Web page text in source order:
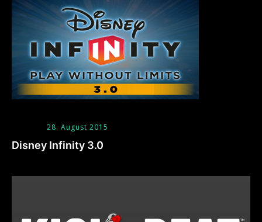
28. August 2015
Disney Infinity 3.0